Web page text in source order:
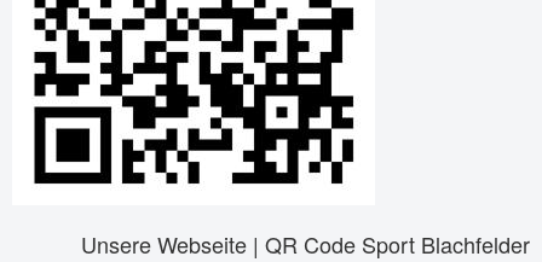
Unsere Webseite | QR Code Sport Blachfelder